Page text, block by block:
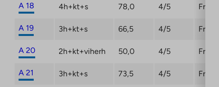
A 18 4h+kt+s 78,0 4/5 Fri
A 19 3h+kt+s 66,5 4/5 Fri
A 20 2h+kt+viherh 50,0 4/5 Fri
A 21 3h+kt+s 73,5 4/5 Fri